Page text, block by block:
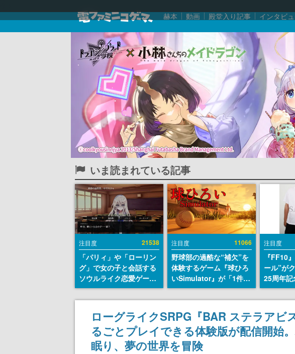
赫本 動画 殿堂入り記事 インタビ
いま読まれている記事
注目度 21538
「パリィ」や「ローリン
グ」で女の子と会話する
ソウルライク恋愛ゲーム
『小早川さんはソウルラ
イク』無料公開。返事に
失敗すると「YOU
DIED」
注目度 11066
野球部の過酷な“補欠”を
体験するゲーム『球ひろ
いSimulator』が「1件」
のウィッシュリストをも
とにチェコ語に対応し
SNSで話題に。『キング
ダム・カム』開発元やチ
ェコのプロ野球選手から
称賛の声
注目度
『FF10
ール”が
25周年
幻光の記
報が一部
ローグライクSRPG『BAR ステラアビ
るごとプレイできる体験版が配信開始
眠り、夢の世界を冒険